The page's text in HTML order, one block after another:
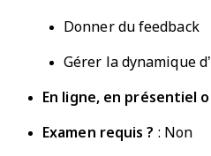
Donner du feedback
Gérer la dynamique
En ligne, en présentiel
Examen requis ? : Non